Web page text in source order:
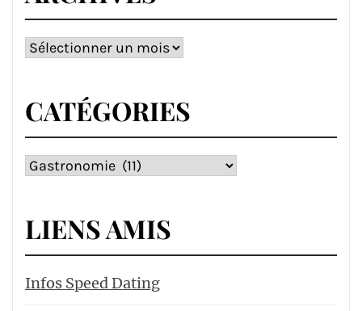
Archives
CATÉGORIES
Catégories
LIENS AMIS
Infos Speed Dating